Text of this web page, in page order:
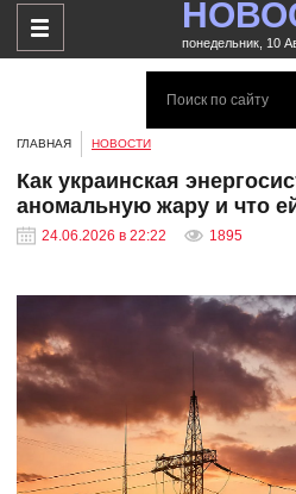
понедельник, 10
ГЛАВНАЯ НОВОСТИ
Как украинская
аномальную жару и что
24.06.2026 в 22:22 1895